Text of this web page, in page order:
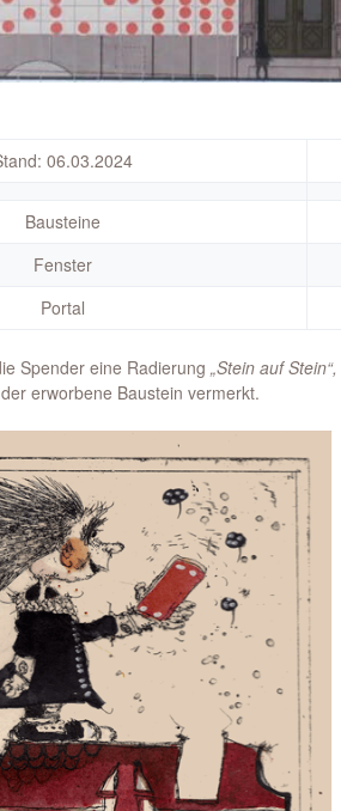
06.03.2024
Bausteine
Fenster
Portal
Spender eine Radierung „Stein auf Stein“,
erworbene Baustein vermerkt.